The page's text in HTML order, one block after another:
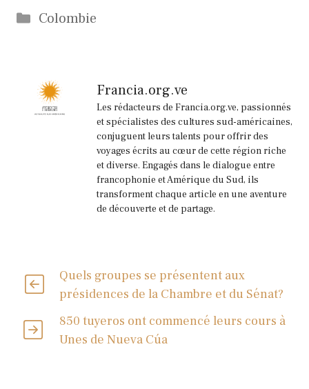
Catégories
Colombie
Francia.org.ve
Les rédacteurs de Francia.org.ve, passionnés
et spécialistes des cultures sud-américaines,
conjuguent leurs talents pour offrir des
voyages écrits au cœur de cette région riche
et diverse. Engagés dans le dialogue entre
francophonie et Amérique du Sud, ils
transforment chaque article en une aventure
de découverte et de partage.
Quels groupes se présentent aux
présidences de la Chambre et du Sénat?
850 tuyeros ont commencé leurs cours à
Unes de Nueva Cúa